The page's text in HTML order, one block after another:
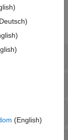
(English)